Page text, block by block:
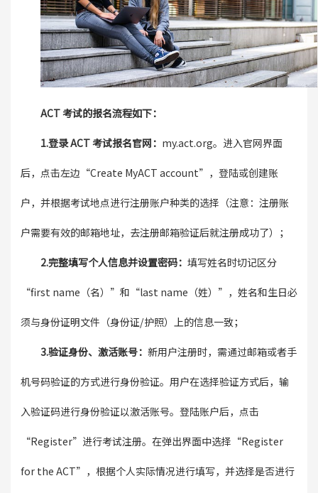
ACT 考试的报名流程如下：
1.登录 ACT 考试报名官网： my.act.org。进入官网界面
后，点击左边“Create MyACT account”，登陆或创建账
户，并根据考试地点进行注册账户种类的选择（注意：注册账
户需要有效的邮箱地址，去注册邮箱验证后就注册成功了）；
2.完整填写个人信息并设置密码： 填写姓名时切记区分
“first name（名）”和“last name（姓）”，姓名和生日必
须与身份证明文件（身份证/护照）上的信息一致；
3.验证身份、激活账号： 新用户注册时，需通过邮箱或者手
机号码验证的方式进行身份验证。用户在选择验证方式后，输
入验证码进行身份验证以激活账号。登陆账户后，点击
“Register”进行考试注册。在弹出界面中选择“Register
for the ACT”，根据个人实际情况进行填写，并选择是否进行